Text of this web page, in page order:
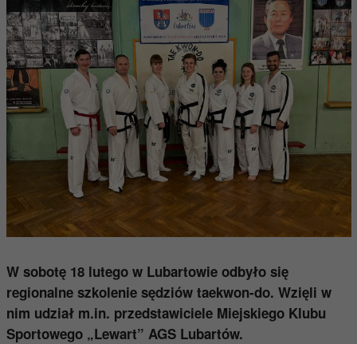
W sobotę 18 lutego w Lubartowie odbyło się
regionalne szkolenie sędziów taekwon-do. Wzięli w
nim udział m.in. przedstawiciele Miejskiego Klubu
Sportowego „Lewart” AGS Lubartów.